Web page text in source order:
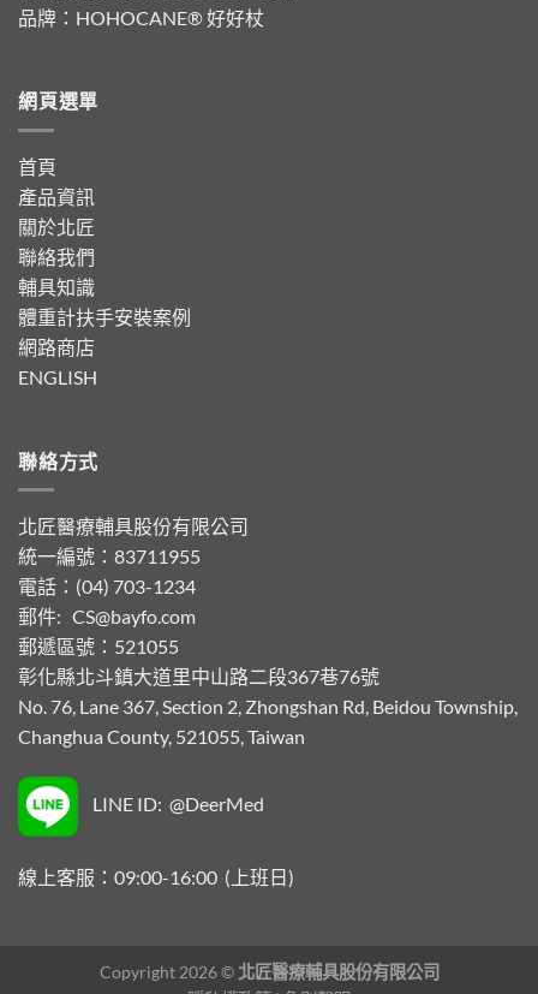
品牌： HOHOCANE® 好好杖
網頁選單
首頁
產品資訊
關於北匠
聯絡我們
輔具知識
體重計扶手安裝案例
網路商店
ENGLISH
聯絡方式
北匠醫療輔具股份有限公司
統一編號：83711955
電話：(04) 703-1234
郵件: CS@bayfo.com
郵遞區號：521055
彰化縣北斗鎮大道里中山路二段367巷76號
No. 76, Lane 367, Section 2, Zhongshan Rd, Beidou Township,
Changhua County, 521055, Taiwan
LINE ID: @DeerMed
線上客服：09:00-16:00 (上班日)
Copyright 2026 © 北匠醫療輔具股份有限公司